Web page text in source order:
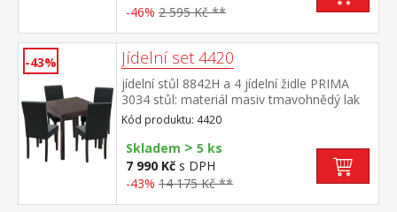
-46% 2 595 Kč **
-43% Jídelní set 4420
jídelní stůl 8842H a 4 jídelní židle PRIMA
3034 stůl: materiál masiv tmavohnědý lak
židle: nohy materiál masiv, barevné
provedení tmavě hnědý lak potah kůže –
imitace, barevné provedení černá, výška
sedu 47 cm rozměr stolu (š/h/v) 75 × 75 ×
73 cm rozměr židle (š/h/v) 45 × 55 × 90 cm
Kód produktu: 4420
Skladem > 5 ks
7 990 Kč s DPH
-43% 14 175 Kč **